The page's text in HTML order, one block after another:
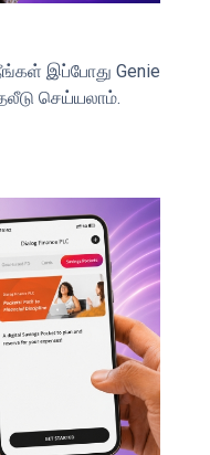
இப்போது Genie
செய்யலாம்.